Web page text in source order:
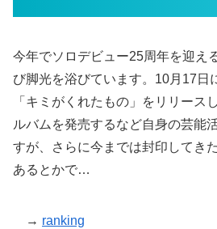
今年でソロデビュー25周年を迎え
び脚光を浴びています。10月17日
「キミがくれたもの」をリリース
ルバムを発売するなど自身の芸能
すが、さらに今までは封印してき
あるとかで…
→ ranking